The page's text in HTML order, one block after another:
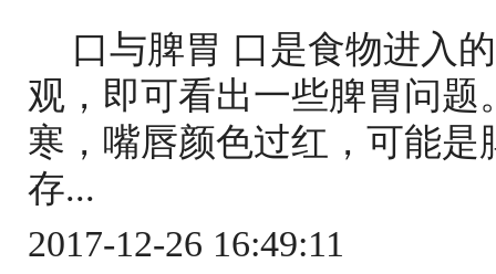
口与脾胃 口是食物进入
观，即可看出一些脾胃问
寒，嘴唇颜色过红，可能
存...
2017-12-26 16:49:11